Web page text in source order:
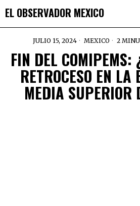
EL OBSERVADOR MEXICO
JULIO 15, 2024 MEXICO 2
FIN DEL COMIPEMS:
RETROCESO EN LA
MEDIA SUPERIOR